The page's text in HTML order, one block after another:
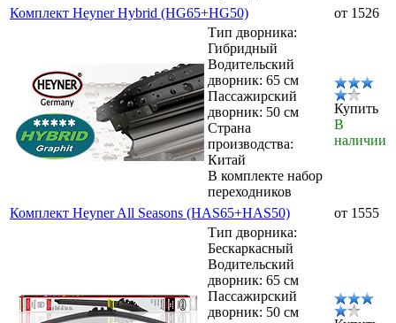
Комплект Heyner Hybrid (HG65+HG50)
от 1526
Тип дворника:
Гибридный
Водительский
дворник: 65 см
Пассажирский
дворник: 50 см
Страна
производства:
Китай
В комплекте набор
переходников
Купить
В
наличии
Комплект Heyner All Seasons (HAS65+HAS50)
от 1555
Тип дворника:
Бескаркасный
Водительский
дворник: 65 см
Пассажирский
дворник: 50 см